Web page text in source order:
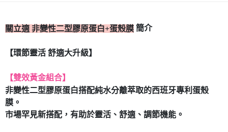
付款後全家取貨
每筆NT$80，滿NT$490(含以上)免運費
付款後7-11取貨
每筆NT$80，滿NT$490(含以上)免運費
關立適 非變性二型膠原蛋白+蛋殼膜 簡介
【環節靈活 舒適大升級】
【雙效黃金組合】
非變性二型膠原蛋白搭配純水分離萃取的西班牙專利蛋殼
膜。
市場罕見新搭配，有助於靈活、舒適、調節機能。